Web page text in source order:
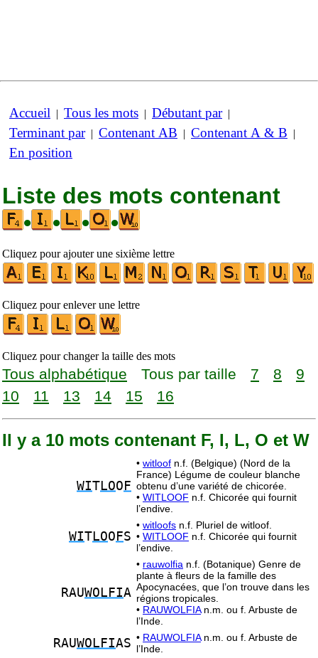
Accueil | Tous les mots | Débutant par|
Terminant par| Contenant AB | Contenant A & B |
En position
Liste des mots contenant
•
• • •
Cliquez pour ajouter une sixième lettre
Cliquez pour enlever une lettre
Cliquez pour changer la taille des mots
Tous alphabétique Tous par taille 7 8
9
10
11 13 14 15 16
Il y a 10 mots contenant F, I, L, O et W
WITLOO F
• witloof n.f. (Belgique) (Nord de la
France) Légume de couleur blanche
obtenu d’une variété de chicorée.
• WITLOOF n.f. Chicorée qui fournit
l’endive.
WITLOO FS
• witloofs n.f. Pluriel de witloof.
• WITLOOF n.f. Chicorée qui fournit
l’endive.
RAUWOLFIA
• rauwolfia n.f. (Botanique) Genre de
plante à fleurs de la famille des
Apocynacées, que l’on trouve dans les
régions tropicales.
• RAUWOLFIAn.m. ou f. Arbuste de
l’Inde.
RAUWOLFIAS • RAUWOLFIAn.m. ou f. Arbuste de
l’Inde.